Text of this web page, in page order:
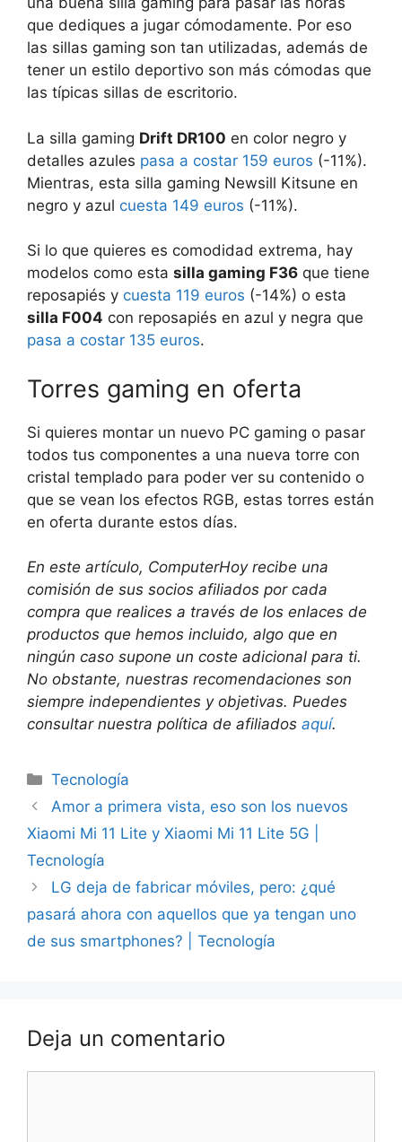
que dediques a jugar cómodamente. Por eso
las sillas gaming son tan utilizadas, además de
tener un estilo deportivo son más cómodas que
las típicas sillas de escritorio.
La silla gaming Drift DR100 en color negro y
detalles azules pasa a costar 159 euros (-11%).
Mientras, esta silla gaming Newsill Kitsune en
negro y azul cuesta 149 euros (-11%).
Si lo que quieres es comodidad extrema, hay
modelos como esta silla gaming F36 que tiene
reposapiés y cuesta 119 euros (-14%) o esta
silla F004 con reposapiés en azul y negra que
pasa a costar 135 euros.
Torres gaming en oferta
Si quieres montar un nuevo PC gaming o pasar
todos tus componentes a una nueva torre con
cristal templado para poder ver su contenido o
que se vean los efectos RGB, estas torres están
en oferta durante estos días.
En este artículo, ComputerHoy recibe una
comisión de sus socios afiliados por cada
compra que realices a través de los enlaces de
productos que hemos incluido, algo que en
ningún caso supone un coste adicional para ti.
No obstante, nuestras recomendaciones son
siempre independientes y objetivas. Puedes
consultar nuestra política de afiliados aquí.
Categorías
Tecnología
Amor a primera vista, eso son los nuevos
Xiaomi Mi 11 Lite y Xiaomi Mi 11 Lite 5G |
Tecnología
LG deja de fabricar móviles, pero: ¿qué
pasará ahora con aquellos que ya tengan uno
de sus smartphones? | Tecnología
Deja un comentario